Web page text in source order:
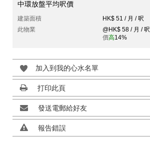
中環放盤平均呎價
建築面積
HK$ 51 / 月 / 呎
此物業
@HK$ 58 / 月 / 呎
價高14%
加入到我的心水名單
打印此頁
發送電郵給好友
報告錯誤